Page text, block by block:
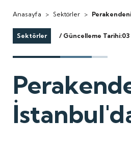
Anasayfa > Sektörler >
Sektörler / Güncelleme Tarihi:03